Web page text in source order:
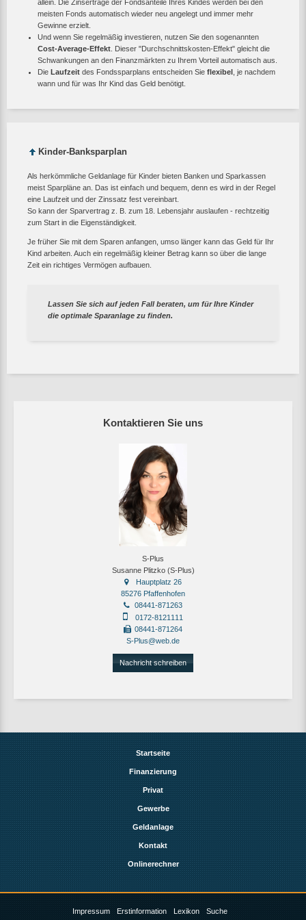
Kontaktieren Sie uns
S-Plus
Susanne Plitzko (S-Plus)
Hauptplatz 26
85276 Pfaffenhofen
08441-871263
0172-8121111
08441-871264
S-Plus@web.de
Nachricht schreiben
allein. Die Zinserträge der Fondsanteile Ihres Kindes werden bei den
meisten Fonds automatisch wieder neu angelegt und immer mehr
Gewinne erzielt.
Und wenn Sie regelmäßig investieren, nutzen Sie den sogenannten
Cost-Average-Effekt . Dieser "Durchschnittskosten-Effekt" gleicht die
Schwankungen an den Finanzmärkten zu Ihrem Vorteil automatisch aus.
Die Laufzeit des Fondssparplans entscheiden Sie flexibel
, je nachdem
wann und für was Ihr Kind das Geld benötigt.
Kinder-Banksparplan
Als herkömmliche Geldanlage für Kinder bieten Banken und Sparkassen
meist Sparpläne an. Das ist einfach und bequem, denn es wird in der Regel
eine Laufzeit und der Zinssatz fest vereinbart.
So kann der Sparvertrag z. B. zum 18. Lebensjahr auslaufen - rechtzeitig
zum Start in die Eigenständigkeit.
Je früher Sie mit dem Sparen anfangen, umso länger kann das Geld für Ihr
Kind arbeiten. Auch ein regelmäßig kleiner Betrag kann so über die lange
Zeit ein richtiges Vermögen aufbauen.
Lassen Sie sich auf jeden Fall beraten, um für Ihre Kinder
die optimale Sparanlage zu finden.
Startseite
Finanzierung
Privat
Gewerbe
Geldanlage
Kontakt
Onlinerechner
Impressum Erstinformation Lexikon Suche